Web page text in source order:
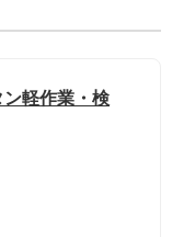
軽作業・検